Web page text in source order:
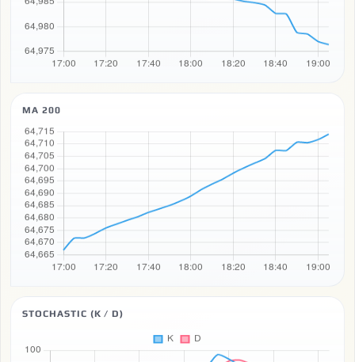
MA 200
STOCHASTIC (K / D)